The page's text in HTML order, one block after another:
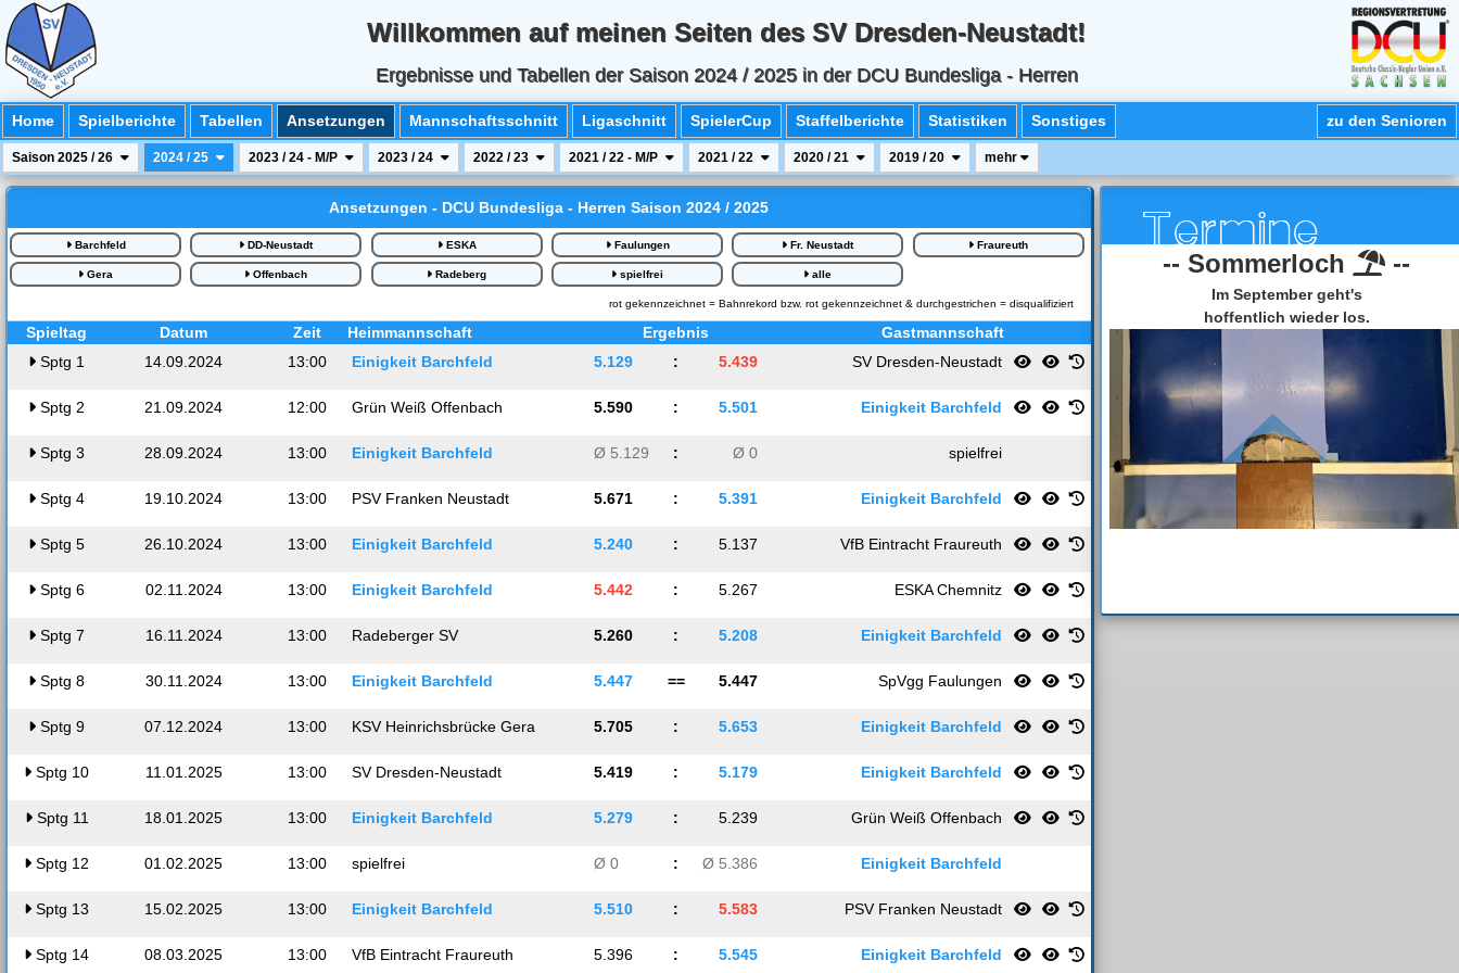
Willkommen auf meinen Seiten des SV Dresden-Neustadt!
Ergebnisse und Tabellen der Saison 2024 / 2025 in der DCU Bundesliga - Herren
Home Spielberichte Tabellen Ansetzungen Mannschaftsschnitt Ligaschnitt SpielerCup Staffelberichte Statistiken Sonstiges zu den Senioren
Saison 2025 / 26 2024 / 25 2023 / 24 - M/P 2023 / 24 2022 / 23 2021 / 22 - M/P 2021 / 22 2020 / 21 2019 / 20 mehr
Ansetzungen - DCU Bundesliga - Herren Saison 2024 / 2025
Barchfeld DD-Neustadt ESKA Faulungen Fr. Neustadt Fraureuth
Gera Offenbach Radeberg spielfrei alle
rot gekennzeichnet = Bahnrekord bzw. rot gekennzeichnet & durchgestrichen = disqualifiziert
Spieltag Datum Zeit Heimmannschaft Ergebnis
Gastmannschaft
Sptg 1 14.09.2024 13:00 Einigkeit Barchfeld 5.129 : 5.439 SV Dresden-Neustadt
Sptg 2 21.09.2024 12:00 Grün Weiß Offenbach 5.590 : 5.501 Einigkeit Barchfeld
Sptg3 28.09.2024 13:00 Einigkeit Barchfeld Ø 5.129 : Ø 0 spielfrei
Sptg4 19.10.2024 13:00 PSV Franken Neustadt 5.671 : 5.391 Einigkeit Barchfeld
Sptg5 26.10.2024 13:00 Einigkeit Barchfeld 5.240 : 5.137 VfB Eintracht Fraureuth
Sptg6 02.11.2024 13:00 Einigkeit Barchfeld 5.442 : 5.267 ESKA Chemnitz
Sptg7 16.11.2024 13:00 Radeberger SV 5.260 : 5.208 Einigkeit Barchfeld
Sptg8 30.11.2024 13:00 Einigkeit Barchfeld 5.447 == 5.447 SpVgg Faulungen
Sptg9 07.12.2024 13:00 KSV Heinrichsbrücke Gera 5.705 : 5.653 Einigkeit Barchfeld
Sptg 10 11.01.2025 13:00 SV Dresden-Neustadt 5.419 : 5.179 Einigkeit Barchfeld
Sptg 11 18.01.2025 13:00 Einigkeit Barchfeld 5.279 : 5.239 Grün Weiß Offenbach
Sptg 12 01.02.2025 13:00 spielfrei Ø 0 : Ø 5.386 Einigkeit Barchfeld
Sptg 13 15.02.2025 13:00 Einigkeit Barchfeld 5.510 : 5.583 PSV Franken Neustadt
Sptg 14 08.03.2025 13:00 VfB Eintracht Fraureuth 5.396 : 5.545 Einigkeit Barchfeld
-- Sommerloch --
Im September geht's
hoffentlich wieder los.